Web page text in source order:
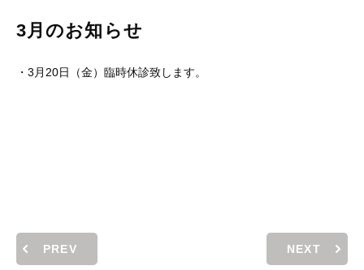
3月のお知らせ
・3月20日（金）臨時休診致します。
PREV NEXT